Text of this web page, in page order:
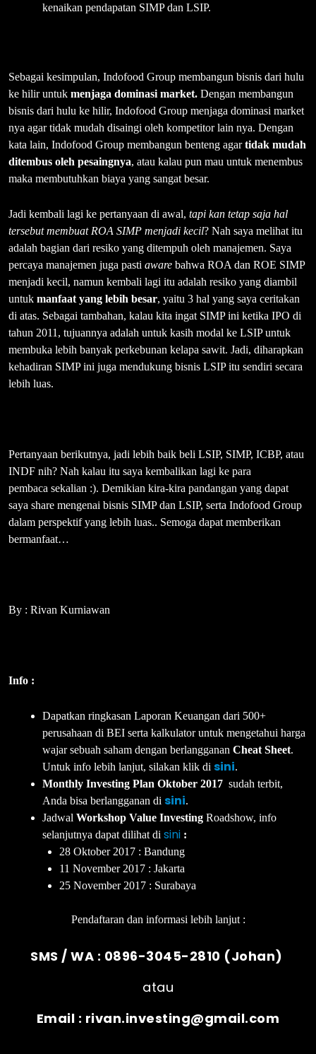
kenaikan pendapatan SIMP dan LSIP.
Sebagai kesimpulan, Indofood Group membangun bisnis dari hulu
ke hilir untuk menjaga dominasi market. Dengan membangun
bisnis dari hulu ke hilir, Indofood Group menjaga dominasi market
nya agar tidak mudah disaingi oleh kompetitor lain nya. Dengan
kata lain, Indofood Group membangun benteng agartidak mudah
ditembus oleh pesaingnya, atau kalau pun mau untuk menembus
maka membutuhkan biaya yang sangat besar.
Jadi kembali lagi ke pertanyaan di awal, tapi kan tetap saja hal
tersebut membuat ROA SIMP menjadi kecil? Nah saya melihat itu
adalah bagian dari resiko yang ditempuh oleh manajemen. Saya
percaya manajemen juga pasti aware bahwa ROA dan ROE SIMP
menjadi kecil, namun kembali lagi itu adalah resiko yang diambil
untuk manfaat yang lebih besar, yaitu 3 hal yang saya ceritakan
di atas. Sebagai tambahan, kalau kita ingat SIMP ini ketika IPO di
tahun 2011, tujuannya adalah untuk kasih modal ke LSIP untuk
membuka lebih banyak perkebunan kelapa sawit. Jadi, diharapkan
kehadiran SIMP ini juga mendukung bisnis LSIP itu sendiri secara
lebih luas.
Pertanyaan berikutnya, jadi lebih baik beli LSIP, SIMP, ICBP, atau
INDF nih? Nah kalau itu saya kembalikan lagi ke para
pembaca sekalian :). Demikian kira-kira pandangan yang dapat
saya share mengenai bisnis SIMP dan LSIP, serta Indofood Group
dalam perspektif yang lebih luas.. Semoga dapat memberikan
bermanfaat…
By : Rivan Kurniawan
Info :
Dapatkan ringkasan Laporan Keuangan dari 500+
perusahaan di BEI serta kalkulator untuk mengetahui harga
wajar sebuah saham dengan berlangganan Cheat Sheet.
Untuk info lebih lanjut, silakan klik di sini.
Monthly Investing Plan Oktober 2017 sudah terbit,
Anda bisa berlangganan di sini.
Jadwal Workshop Value Investing Roadshow, info
selanjutnya dapat dilihat di sini :
28 Oktober 2017 : Bandung
11 November 2017 : Jakarta
25 November 2017 : Surabaya
Pendaftaran dan informasi lebih lanjut :
SMS / WA : 0896-3045-2810 (Johan)
atau
Email : rivan.investing@gmail.com